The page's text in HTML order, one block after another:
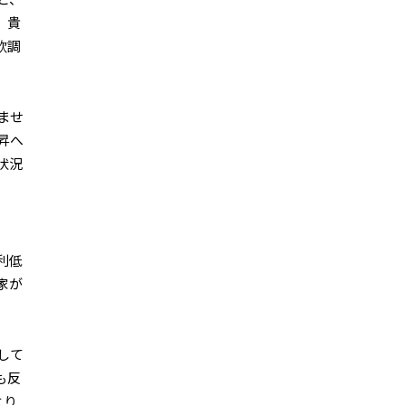
貴
調
せ
へ
況
低
が
て
反